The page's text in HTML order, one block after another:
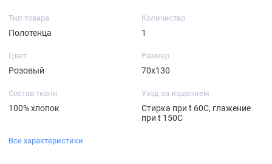
Тип товара
Полотенца
Количество
1
Цвет
Розовый
Размер
70х130
Состав ткани
100% хлопок
Уход за изделием
Стирка при t 60С, глажение
при t 150C
Все характеристики